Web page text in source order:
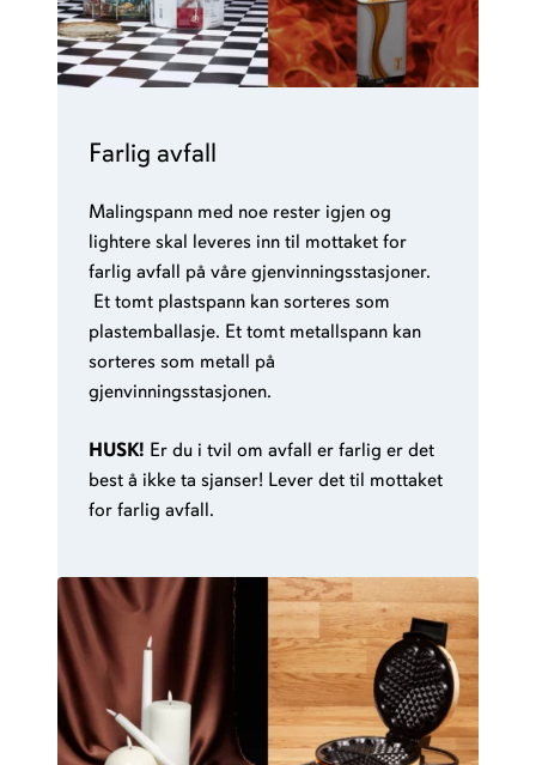
Farlig avfall
Malingspann med noe rester igjen og
lightere skal leveres inn til mottaket for
farlig avfall på våre gjenvinningsstasjoner.
Et tomt plastspann kan sorteres som
plastemballasje. Et tomt metallspann kan
sorteres som metall på
gjenvinningsstasjonen.
HUSK! Er du i tvil om avfall er farlig er det
best å ikke ta sjanser! Lever det til mottaket
for farlig avfall.